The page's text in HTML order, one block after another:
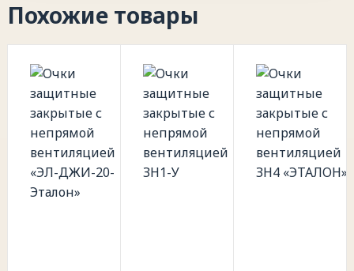
Похожие товары